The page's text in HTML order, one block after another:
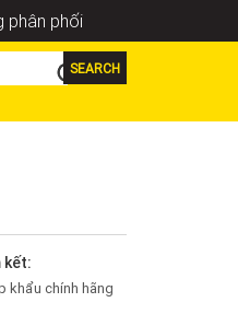
phân phối
SEARCH
kết:
khẩu chính hãng